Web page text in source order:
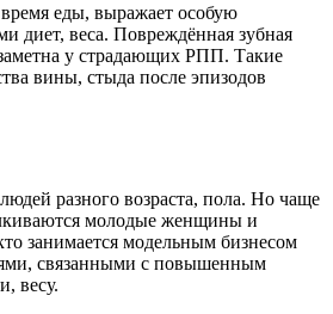
еды, выражает особую
диет, веса. Повреждённая зубная
у страдающих РПП. Такие
вины, стыда после эпизодов
разного возраста, пола. Но чаще
молодые женщины и
занимается модельным бизнесом
связанными с повышенным
весу.